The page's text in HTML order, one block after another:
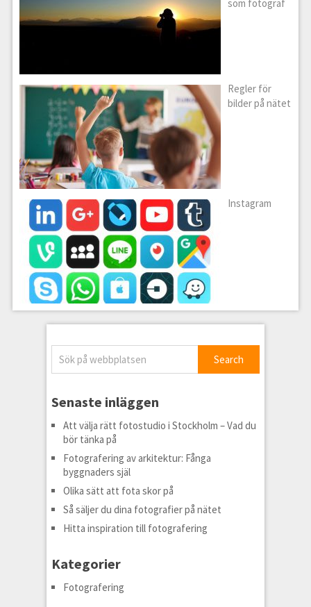
som fotograf
Regler för
bilder på nätet
Instagram
Senaste inläggen
Att välja rätt fotostudio i Stockholm – Vad du
bör tänka på
Fotografering av arkitektur: Fånga
byggnaders själ
Olika sätt att fota skor på
Så säljer du dina fotografier på nätet
Hitta inspiration till fotografering
Kategorier
Fotografering